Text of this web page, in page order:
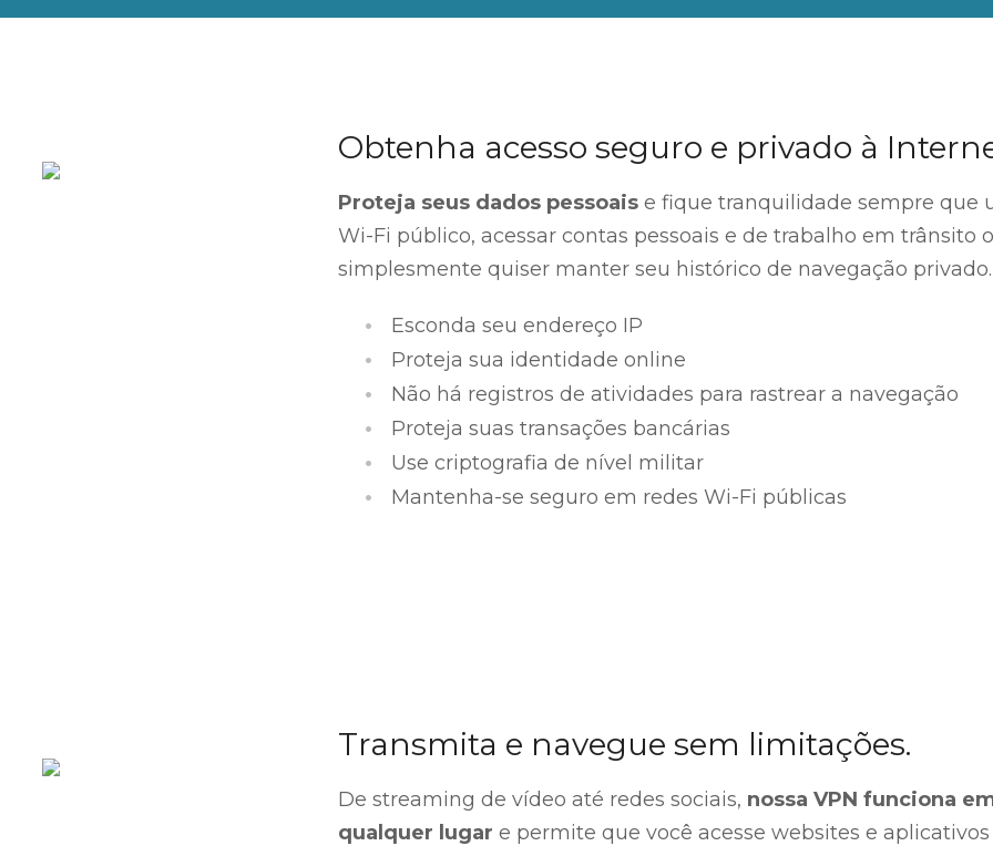
Obtenha acesso seguro e privado à
Proteja seus dados pessoaise fique tranquilidade sempre que
Wi-Fi público, acessar contas pessoais e de trabalho em trânsito
simplesmente quiser manter seu histórico de navegação privado.
Esconda seu endereço IP
Proteja sua identidade online
Não há registros de atividades para rastrear a navegação
Proteja suas transações bancárias
Use criptografia de nível militar
Mantenha-se seguro em redes Wi-Fi públicas
Transmita e navegue sem limitações.
De streaming de vídeo até redes sociais, nossa VPN funciona
qualquer lugar e permite que você acesse websites e